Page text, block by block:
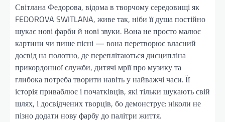
Світлана Федорова, відома в творчому середовищі як
FEDOROVA SWITLANA, живе так, ніби її душа постійно
шукає нові фарби й нові звуки. Вона не просто малює
картини чи пише пісні — вона перетворює власний
досвід на полотно, де переплітаються дисципліна
прикордонної служби, дитячі мрії про музику та
глибока потреба творити навіть у найважчі часи. Її
історія приваблює і початківців, які тільки шукають свій
шлях, і досвідчених творців, бо демонструє: ніколи не
пізно додати нову фарбу до палітри життя.